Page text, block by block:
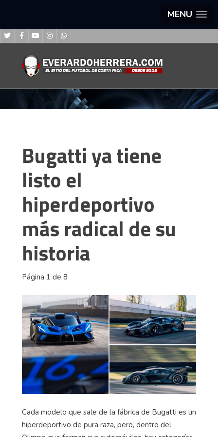
MENU
Bugatti ya tiene
listo el
hiperdeportivo
más radical de su
historia
Página 1 de 8
Cada modelo que sale de la fábrica de Bugatti es un
hiperdeportivo de pura raza, pero, dentro del